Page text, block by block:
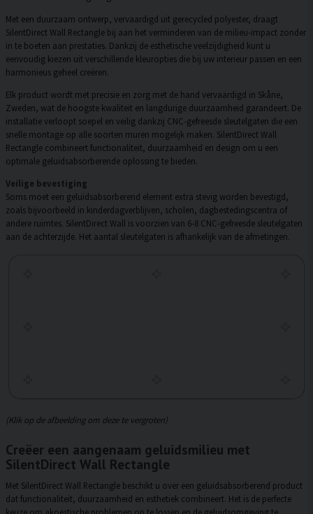
Met een duurzaam ontwerp, vervaardigd uit gerecycled polyester, draagt
SilentDirect Wall Rectangle bij aan het verminderen van de milieu-impact zonder
in te boeten aan prestaties. Dankzij de esthetische veelzijdigheid kunt u
eenvoudig kiezen uit verschillende kleuropties die bij uw interieur passen en een
harmonieus geheel creëren.
Elk product wordt met precisie en zorg met de hand vervaardigd in Skåne,
Zweden, wat de hoogste kwaliteit en langdurige duurzaamheid garandeert. De
installatie verloopt soepel en veilig dankzij CNC-gefreesde sleutelgaten die een
snelle montage op alle soorten muren mogelijk maken. SilentDirect Wall
Rectangle combineert functionaliteit, duurzaamheid en design om u een
optimale geluidsabsorberende oplossing te bieden.
Veilige bevestiging
Soms moet een geluidsabsorberend element extra stevig worden bevestigd,
zoals bijvoorbeeld in kinderdagverblijven, scholen, dagbestedingscentra of
andere ruimtes. SilentDirect Wall is voorzien van 6-8 CNC-gefreesde sleutelgaten
aan de achterzijde. Het aantal sleutelgaten is afhankelijk van de afmetingen.
(Klik op de afbeelding om deze te vergroten)
Creëer een aangenaam geluidsmilieu met
SilentDirect Wall Rectangle
Met SilentDirect Wall Rectangle beschikt u over een geluidsabsorberend product
dat functionaliteit, duurzaamheid en esthetiek combineert. Het is de perfecte
keuze om akoestische problemen op te lossen en de geluidsomgeving te